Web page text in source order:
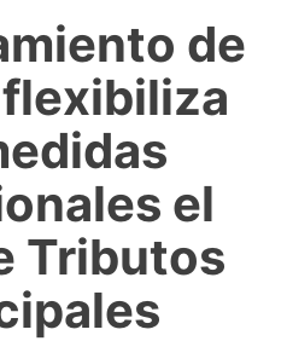
de
el
Tributos